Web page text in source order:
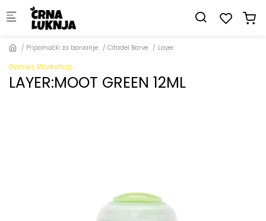
Skip to main content
Pripomočki za barvanje Citadel Barve Layer
Games Workshop
LAYER:MOOT GREEN 12ML